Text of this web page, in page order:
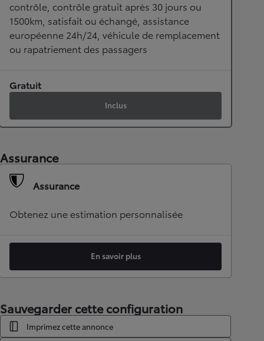
contrôle, contrôle gratuit après 30 jours ou
1500km, satisfait ou échangé, assistance
européenne 24h/24, véhicule de remplacement
ou rapatriement des passagers
Gratuit
Inclus
Assurance
Assurance
Obtenez une estimation personnalisée
En savoir plus
Sauvegarder cette configuration
Imprimez cette annonce